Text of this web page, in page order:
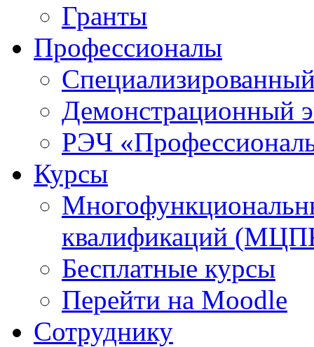
Гранты
Профессионалы
Демонстрационный
РЭЧ
Курсы
квалификаций
Бесплатные курсы
Перейти на Moodle
Сотруднику